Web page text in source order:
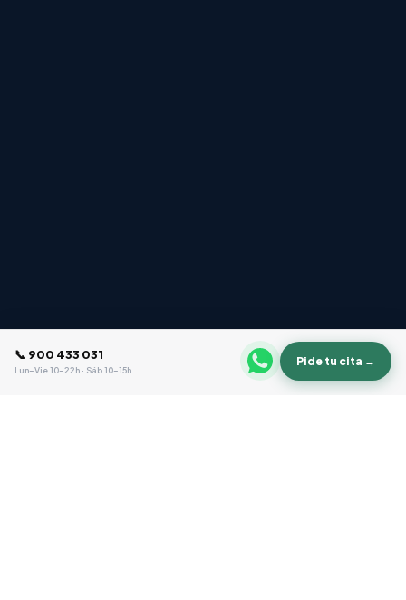
📞 900 433 031
Lun–Vie 10–22h · Sáb 10–15h
Pide tu cita →